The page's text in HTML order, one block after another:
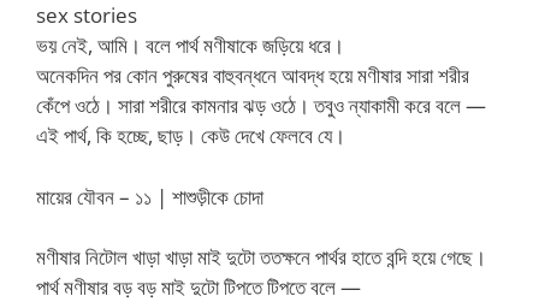
sex stories
ভয় নেই, আমি। বলে পার্থ মণীষাকে জড়িয়ে ধরে।
অনেকদিন পর কোন পুরুষের বাহুবন্ধনে আবদ্ধ হয়ে মণীষার সারা শরীর
কেঁপে ওঠে। সারা শরীরে কামনার ঝড় ওঠে। তবুও ন্যাকামী করে বলে —
এই পার্থ, কি হচ্ছে, ছাড়। কেউ দেখে ফেলবে যে।
মায়ের যৌবন – ১১ | শাশুড়ীকে চোদা
মণীষার নিটোল খাড়া খাড়া মাই দুটো ততক্ষনে পার্থর হাতে বন্দি হয়ে গেছে।
পার্থ মণীষার বড় বড় মাই দুটো টিপতে টিপতে বলে —